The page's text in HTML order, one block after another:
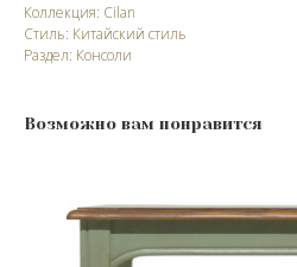
Коллекция: Cilan
Стиль: Китайский стиль
Раздел: Консоли
Возможно вам понравится